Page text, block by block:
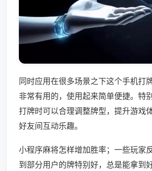
同时应用在很多场景之下这个手机打
非常有用的，使用起来简单便捷。特
打牌时可以合理调整牌型，提升游戏
好友间互动乐趣。
小程序麻将怎样增加胜率；一些玩家
到部分用户的牌特别好，总是能拿到